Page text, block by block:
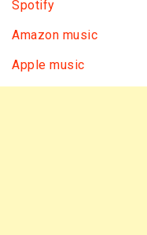
Spotify
Amazon music
Apple music